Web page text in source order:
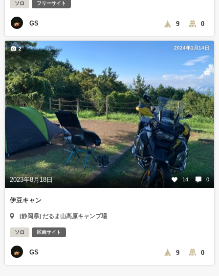
ソロ フリーサイト
GS 9 0
2024年1月14日
2023年8月18日 14 0
2
伊豆キャン
[静岡県] だるま山高原キャンプ場
ソロ 区画サイト
GS 9 0